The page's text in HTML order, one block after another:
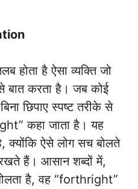
होता है ऐसा व्यक्ति जो
बात करता है। जब कोई
छिपाए स्पष्ट तरीके से
कहा जाता है। यह
क्योंकि ऐसे लोग सच बोलते
हैं। आसान शब्दों में,
है, वह “forthright”